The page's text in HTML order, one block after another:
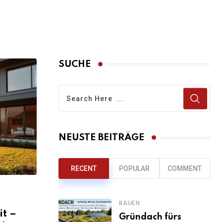
–
SUCHE
NEUSTE BEITRÄGE
RECENT POPULAR COMMENT
BAUEN
Gründach fürs